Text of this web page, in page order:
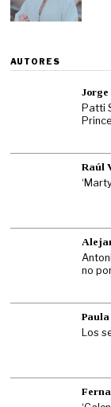
AUTORES
Patti
Raúl
no
Los